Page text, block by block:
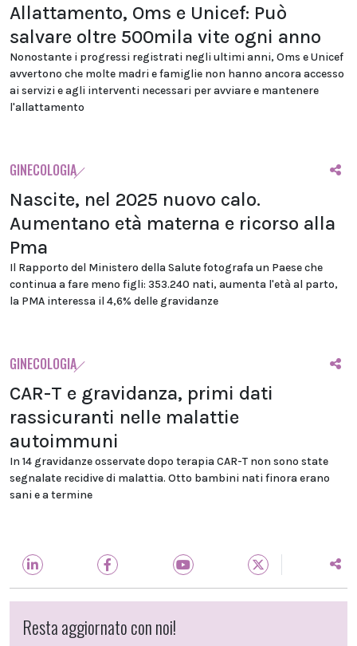
Allattamento, Oms e Unicef: Può
salvare oltre 500mila vite ogni anno
Nonostante i progressi registrati negli ultimi anni, Oms e Unicef
avvertono che molte madri e famiglie non hanno ancora accesso
ai servizi e agli interventi necessari per avviare e mantenere
l'allattamento
GINECOLOGIA
Nascite, nel 2025 nuovo calo.
Aumentano età materna e ricorso alla
Pma
Il Rapporto del Ministero della Salute fotografa un Paese che
continua a fare meno figli: 353.240 nati, aumenta l'età al parto,
la PMA interessa il 4,6% delle gravidanze
GINECOLOGIA
CAR-T e gravidanza, primi dati
rassicuranti nelle malattie
autoimmuni
In 14 gravidanze osservate dopo terapia CAR-T non sono state
segnalate recidive di malattia. Otto bambini nati finora erano
sani e a termine
Resta aggiornato con noi!